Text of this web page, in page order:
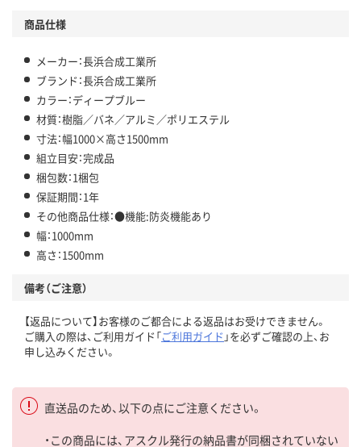
商品仕様
メーカー：長浜合成工業所
ブランド：長浜合成工業所
カラー：ディープブルー
材質：樹脂／バネ／アルミ／ポリエステル
寸法：幅1000×高さ1500mm
組立目安：完成品
梱包数：1梱包
保証期間：1年
その他商品仕様：●機能:防炎機能あり
幅：1000mm
高さ：1500mm
備考（ご注意）
【返品について】お客様のご都合による返品はお受けできません。
ご購入の際は、ご利用ガイド「ご利用ガイド 」を必ずご確認の上、お
申し込みください。
直送品のため、以下の点にご注意ください。
・この商品には、アスクル発行の納品書が同梱されていない